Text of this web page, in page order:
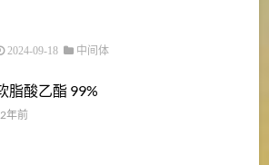
2024-09-18 中间体
脂酸乙酯 99%
年前